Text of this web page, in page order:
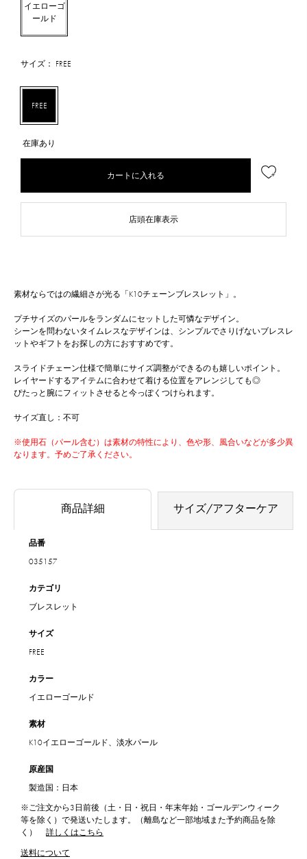
イエローゴ
ールド
サイズ： FREE
FREE
在庫あり
カートに入れる
店頭在庫表示
素材ならではの繊細さが光る「K10チェーンブレスレット」。
プチサイズのパールをランダムにセットした可憐なデザイン。
シーンを問わないタイムレスなデザインは、シンプルでさりげないブレスレ
ットやギフトをお探しの方におすすめです。
スライドチェーン仕様で簡単にサイズ調整ができるのも嬉しいポイント。
レイヤードするアイテムに合わせて着ける位置をアレンジしても◎
ぴたっと腕にフィットさせると今っぽくつけられます。
サイズ直し：不可
※使用石（パール含む）は素材の特性により、色や形、風合いなどが多少異
なります。予めご了承ください。
商品詳細 サイズ/アフターケア
品番
035157
カテゴリ
ブレスレット
サイズ
FREE
カラー
イエローゴールド
素材
K10イエローゴールド、淡水パール
原産国
製造国：日本
※ご注文から3日前後（土・日・祝日・年末年始・ゴールデンウィーク
等を除く）で発送いたします。（離島など一部地域また予約商品を除
く）
詳しくはこちら
送料について